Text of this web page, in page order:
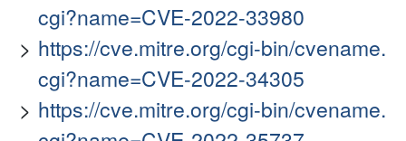
cgi?name=CVE-2022-33980
https://cve.mitre.org/cgi-bin/cvename.
cgi?name=CVE-2022-34305
https://cve.mitre.org/cgi-bin/cvename.